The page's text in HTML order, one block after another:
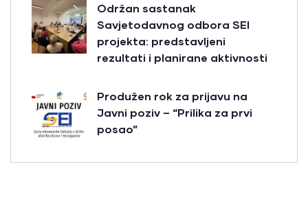
Održan sastanak
Savjetodavnog odbora SEI
projekta: predstavljeni
rezultati i planirane aktivnosti
Produžen rok za prijavu na
Javni poziv – “Prilika za prvi
posao”